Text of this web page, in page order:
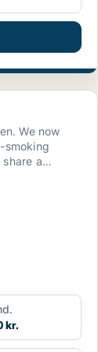
smoking
a
kr.